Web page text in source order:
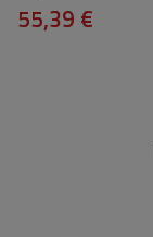
55,39 €